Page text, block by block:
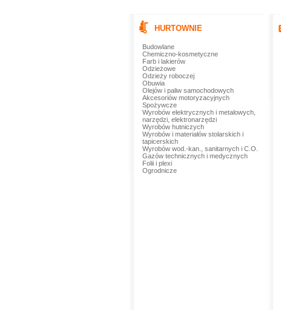
HURTOWNIE
Budowlane
Chemiczno-kosmetyczne
Farb i lakierów
Odzieżowe
Odzieży roboczej
Obuwia
Olejów i paliw samochodowych
Akcesoriów motoryzacyjnych
Spożywcze
Wyrobów elektrycznych i metalowych,
narzędzi, elektronarzędzi
Wyrobów hutniczych
Wyrobów i materiałów stolarskich i
tapicerskich
Wyrobów wod.-kan., sanitarnych i C.O.
Gazów technicznych i medycznych
Folii i plexi
Ogrodnicze